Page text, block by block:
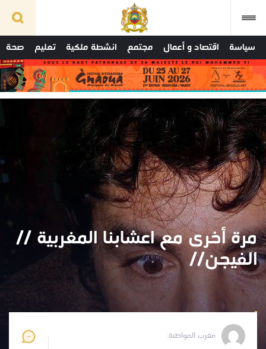
سياسة اقتصاد و أعمال مجتمع انشطة ملكية تعليم صحة
مرة أخرى مع اعشابنا المغربية //
الفيجن//
مغرب المواطنة: